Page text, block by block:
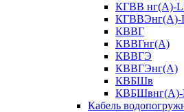
КГВВ нг(А)-
КГВВЭнг(А)-
КВВГ
КВВГнг(А)
КВВГЭ
КВВГЭнг(А)
КВБШв
КВБШвнг(А)-
Кабель